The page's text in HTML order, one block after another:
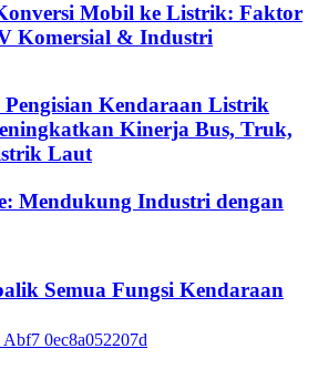
Mobil ke Listrik: Faktor
Komersial & Industri
Pengisian Kendaraan Listrik
Kinerja Bus, Truk,
Laut
Mendukung Industri dengan
Semua Fungsi Kendaraan